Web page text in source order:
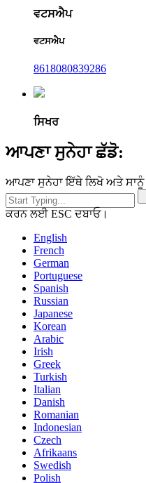
ਵਟਸਐਪ
ਵਟਸਐਪ
8618080839286
ਸਿਖਰ
ਆਪਣਾ ਸੁਨੇਹਾ ਛੱਡੋ:
ਆਪਣਾ ਸੁਨੇਹਾ ਇੱਥੇ ਲਿਖੋ ਅਤੇ ਸਾਨੂੰ
ਕਰਨ ਲਈ ESC ਦਬਾਓ।
English
French
German
Portuguese
Spanish
Russian
Japanese
Korean
Arabic
Irish
Greek
Turkish
Italian
Danish
Romanian
Indonesian
Czech
Afrikaans
Swedish
Polish